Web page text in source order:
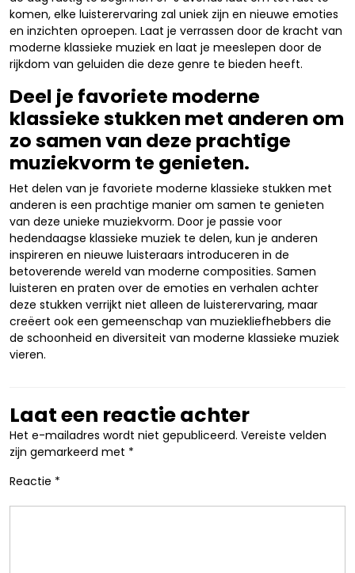
komen, elke luisterervaring zal uniek zijn en nieuwe emoties
en inzichten oproepen. Laat je verrassen door de kracht van
moderne klassieke muziek en laat je meeslepen door de
rijkdom van geluiden die deze genre te bieden heeft.
Deel je favoriete moderne
klassieke stukken met anderen om
zo samen van deze prachtige
muziekvorm te genieten.
Het delen van je favoriete moderne klassieke stukken met
anderen is een prachtige manier om samen te genieten
van deze unieke muziekvorm. Door je passie voor
hedendaagse klassieke muziek te delen, kun je anderen
inspireren en nieuwe luisteraars introduceren in de
betoverende wereld van moderne composities. Samen
luisteren en praten over de emoties en verhalen achter
deze stukken verrijkt niet alleen de luisterervaring, maar
creëert ook een gemeenschap van muziekliefhebbers die
de schoonheid en diversiteit van moderne klassieke muziek
vieren.
Laat een reactie achter
Het e-mailadres wordt niet gepubliceerd. Vereiste velden
zijn gemarkeerd met *
Reactie *